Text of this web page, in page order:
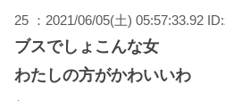
25 ：2021/06/05(土) 05:57:33.92
ブスでしょこんな女
わたしの方がかわいいわ